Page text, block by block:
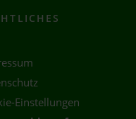
Einstellungen